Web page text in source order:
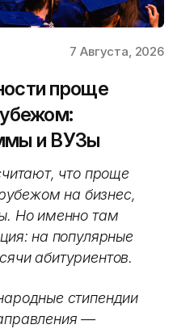
7 Августа, 2026
проще
и ВУЗы
что проще
на бизнес,
Но именно там
на популярные
абитуриентов.
стипендии
—